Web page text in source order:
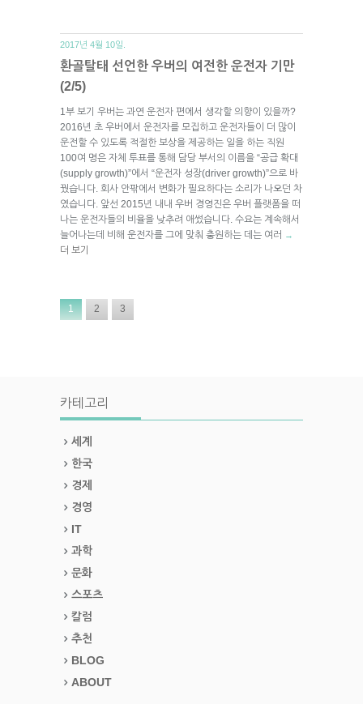
2017년 4월 10일.
환골탈태 선언한 우버의 여전한 운전자 기만
(2/5)
1부 보기 우버는 과연 운전자 편에서 생각할 의향이 있을까?
2016년 초 우버에서 운전자를 모집하고 운전자들이 더 많이
운전할 수 있도록 적절한 보상을 제공하는 일을 하는 직원
100여 명은 자체 투표를 통해 담당 부서의 이름을 “공급 확대
(supply growth)”에서 “운전자 성장(driver growth)”으로 바
꿨습니다. 회사 안팎에서 변화가 필요하다는 소리가 나오던 차
였습니다. 앞선 2015년 내내 우버 경영진은 우버 플랫폼을 떠
나는 운전자들의 비율을 낮추려 애썼습니다. 수요는 계속해서
늘어나는데 비해 운전자를 그에 맞춰 충원하는 데는 여러 →
더 보기
1 2 3
카테고리
세계
한국
경제
경영
IT
과학
문화
스포츠
칼럼
추천
BLOG
ABOUT